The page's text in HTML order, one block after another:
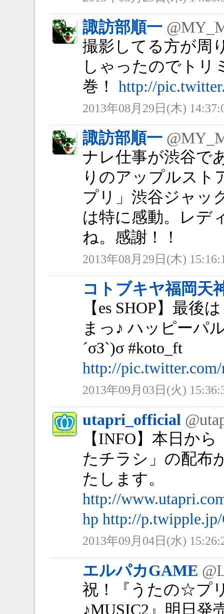
諏訪部順一
撮影してる方が周
しゃったのでトリ
巻！ http://
2013年08月29日(木)
諏訪部順一
ナレ仕事が渋谷で
りのアップルスト
プリ」渋谷ジャッ
は特に感動。レデ
ね。感謝！！
2013年08月29日(木)
コトブキヤ福岡天
【es SHOP】最
まっ♪ ハッピーパ
´σЗ`)σ #koto_ft
http://
2013年09月03日(火)
utapri_official
【INFO】本日か
たチラシ」の配布
たします。
http://
hp http://
2013年09月04日(水)
エルパカGAME
祝！『うたの☆プ
♪MUSIC2』明日発